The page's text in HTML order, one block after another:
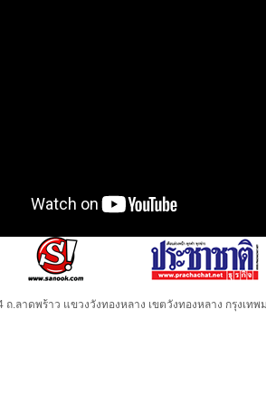
ถ.ลาดพร้าว แขวงวังทองหลาง เขตวังทองหลาง กรุงเท